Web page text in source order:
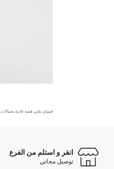
فستان بناتي قصة عادية بحمالات
انقر و استلم من الفرع
توصيل مجاني